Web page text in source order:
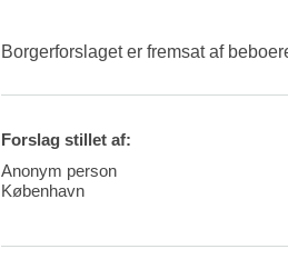
Borgerforslaget er fremsat af
Forslag stillet af:
Anonym person
København